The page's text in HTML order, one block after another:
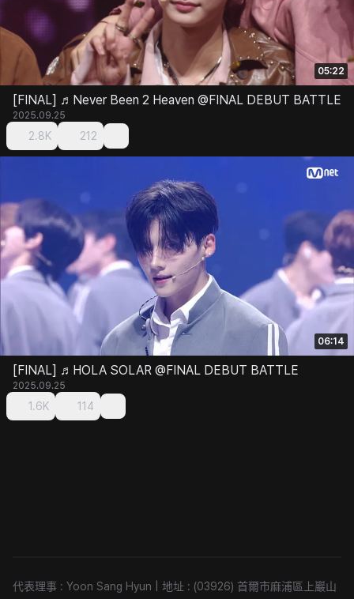
05:22
[FINAL] ♬Never Been 2 Heaven @FINAL DEBUT BATTLE
2025.09.25
2.8K 212
06:14
[FINAL] ♬HOLA SOLAR @FINAL DEBUT BATTLE
2025.09.25
1.6K 114
代表理事 : Yoon Sang Hyun 地址 : (03926) 首爾市麻浦區上巖山